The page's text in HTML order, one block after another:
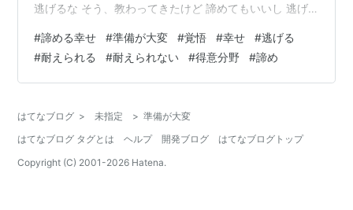
逃げるな そう、教わってきたけど 諦めてもいいし 逃げ
めたり、逃げたりしたら 人間として成長できない 突き抜
けろ なーんて言われた^^ でもね、ワタシの「みちくさだ
らけの」経験ではね 結果的に どっちを選んでも それな
♪ 耐性というか なんだろう 我慢できることって…
#諦める幸せ #準備が大変 #覚悟 #幸せ #逃げる
#耐えられる #耐えられない #得意分野 #諦め
はてなブログ > 未指定 > 準備が大変
はてなブログ タグとは
ヘルプ 開発ブログ
はてなブログトップ
Copyright (C) 2001-2026 Hatena.